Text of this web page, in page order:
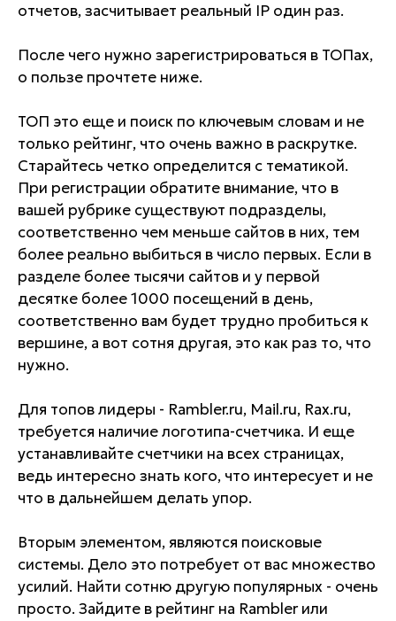
отчетов, засчитывает реальный IP один раз.
После чего нужно зарегистрироваться в ТОПах,
о пользе прочтете ниже.
ТОП это еще и поиск по ключевым словам и не
только рейтинг, что очень важно в раскрутке.
Старайтесь четко определится с тематикой.
При регистрации обратите внимание, что в
вашей рубрике существуют подразделы,
соответственно чем меньше сайтов в них, тем
более реально выбиться в число первых. Если в
разделе более тысячи сайтов и у первой
десятке более 1000 посещений в день,
соответственно вам будет трудно пробиться к
вершине, а вот сотня другая, это как раз то, что
нужно.
Для топов лидеры - Rambler.ru, Mail.ru, Rax.ru,
требуется наличие логотипа-счетчика. И еще
устанавливайте счетчики на всех страницах,
ведь интересно знать кого, что интересует и не
что в дальнейшем делать упор.
Вторым элементом, являются поисковые
системы. Дело это потребует от вас множество
усилий. Найти сотню другую популярных - очень
просто. Зайдите в рейтинг на Rambler или